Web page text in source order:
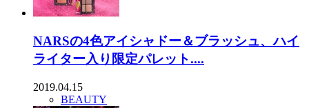
NARSの4色アイシャドー＆ブラッシュ、ハイ
ライター入り限定パレット....
2019.04.15
BEAUTY